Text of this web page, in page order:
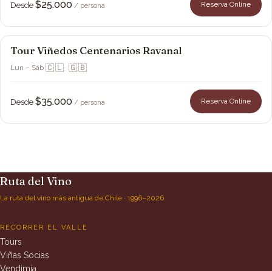
Desde $25.000 / persona Reserva Online
Viña Ravanal
Tour Viñedos Centenarios Ravanal
Lun – Sáb·🇨🇱 🇬🇧
Desde $35.000 / persona Reserva Online
Ruta del Vino
La ruta del vino más antigua de Chile · 1996–2026
RECORRER EL VALLE
Tours
Viñas Socias
Vendimia